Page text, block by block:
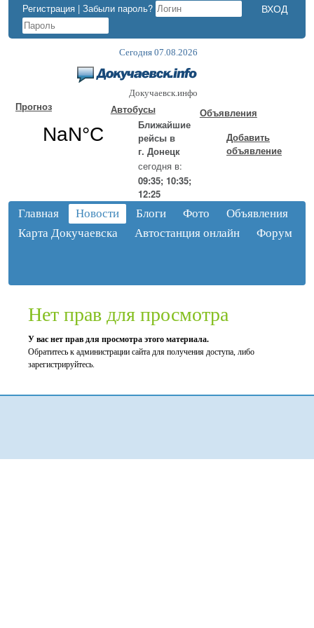
Регистрация | Забыли пароль?
Сегодня 07.08.2026
Докучаевск.инфо
Прогноз
Автобусы
Ближайшие
рейсы в
г. Донецк
сегодня в:
09:35; 10:35;
12:25
Объявления
Добавить
объявление
Главная Новости Блоги Фото
Объявления
Карта Докучаевска
Автостанция онлайн Форум
Нет прав для просмотра
У вас нет прав для просмотра этого материала.
Обратитесь к администрации сайта для получения доступа, либо
зарегистрируйтесь.